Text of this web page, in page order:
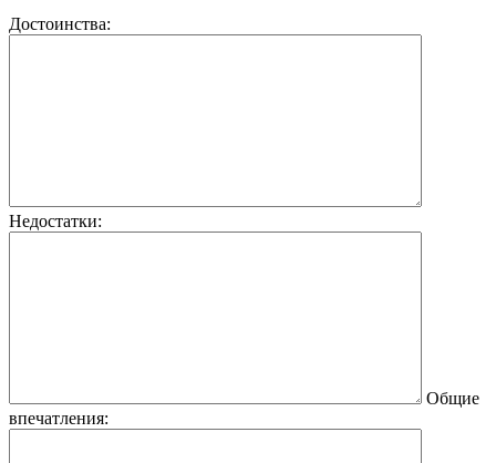
Достоинства:
Недостатки:
Общие
впечатления: